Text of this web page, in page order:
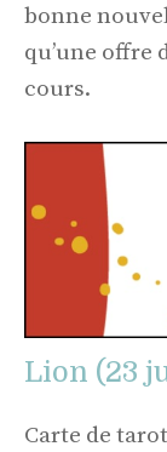
bonne
qu’une offre
cours.
Lion (23
Carte de